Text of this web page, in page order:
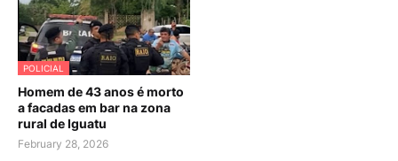
POLICIAL
Homem de 43 anos é morto
a facadas em bar na zona
rural de Iguatu
February 28, 2026